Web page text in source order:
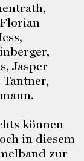
Jasper
können
in diesem
zur